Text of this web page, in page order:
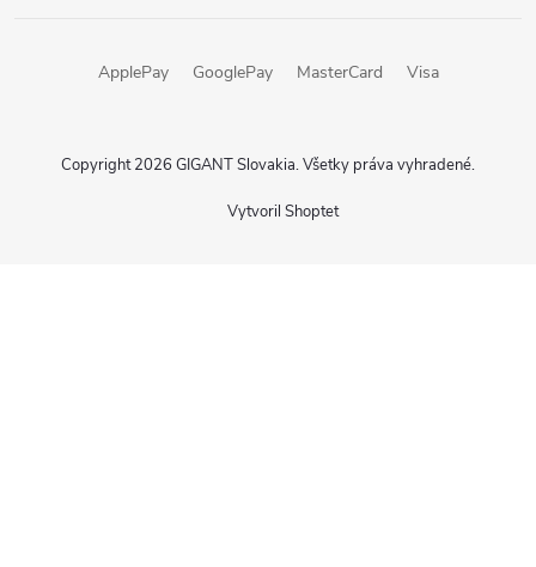
ApplePay GooglePay MasterCard Visa
Vytvoril Shoptet
Copyright 2026 GIGANT Slovakia. Všetky práva vyhradené.